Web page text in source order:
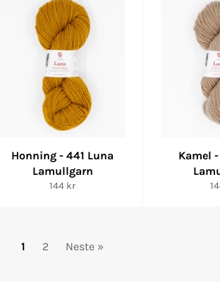
Honning - 441 Luna
Lamullgarn
Vanlig
144 kr
Kamel
1 2 Neste »